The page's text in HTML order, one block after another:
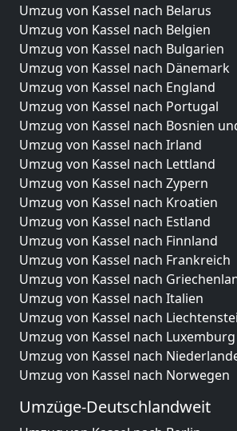
Umzug von Kassel nach Belarus
Umzug von Kassel nach Belgien
Umzug von Kassel nach Bulgarien
Umzug von Kassel nach Dänemark
Umzug von Kassel nach England
Umzug von Kassel nach Portugal
Umzug von Kassel nach Bosnien
Umzug von Kassel nach Irland
Umzug von Kassel nach Lettland
Umzug von Kassel nach Zypern
Umzug von Kassel nach Kroatien
Umzug von Kassel nach Estland
Umzug von Kassel nach Finnland
Umzug von Kassel nach Frankreich
Umzug von Kassel nach
Umzug von Kassel nach Italien
Umzug von Kassel nach
Umzug von Kassel nach Luxemburg
Umzug von Kassel nach
Umzug von Kassel nach Norwegen
Umzüge-Deutschlandweit